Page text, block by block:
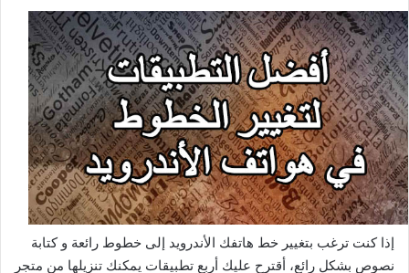
إذا كنت ترغب بتغيير خط هاتفك الأندرويد إلى خطوط رائعة و كتابة
نصوص بشكل رائع، أقترح عليك أربع تطبيقات يمكنك تنزيلها من متجر